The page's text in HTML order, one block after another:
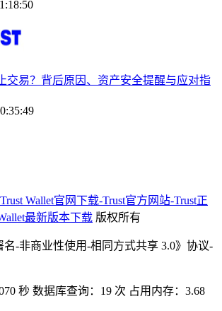
交易？背后原因、资产安全提醒与应对指
Trust Wallet官网下载-Trust官方网站-Trust正
最新版本下载 版权所有
-非商业性使用-相同方式共享 3.0》协议-
秒 数据库查询：19 次 占用内存：3.68